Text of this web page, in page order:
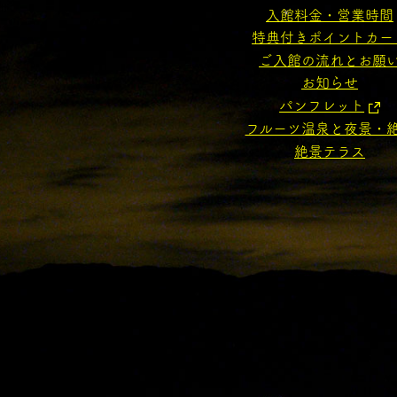
入館料金・営業時間
特典付きポイントカー
ご入館の流れとお願
お知らせ
パンフレット
フルーツ温泉と夜景・
絶景テラス